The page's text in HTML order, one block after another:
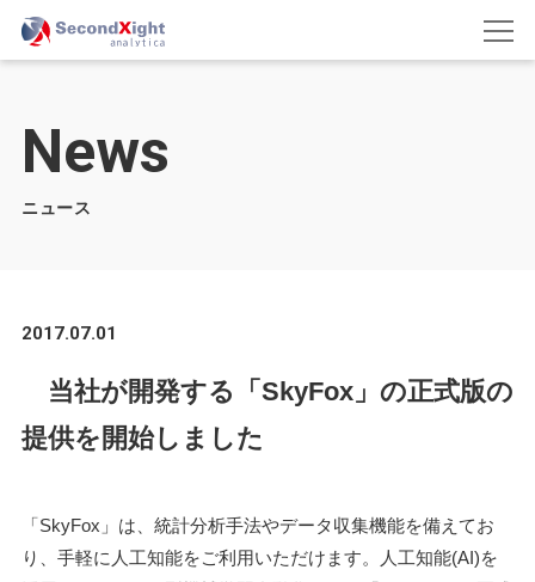
News
ニュース
2017.07.01
当社が開発する「SkyFox」の正式版の
提供を開始しました
「SkyFox」は、統計分析手法やデータ収集機能を備えてお
り、手軽に人工知能をご利用いただけます。人工知能(AI)を